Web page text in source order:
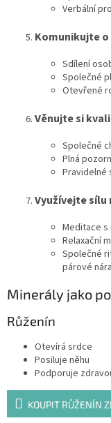
Verbální
Komunikujte
Sdílení
Společné
Otevřené
Věnujte si
Společné
Plná
Pravidelné
Využívejte sílu
Meditace s
Relaxační
Společné
párové
Minerály jako
Růženín
Otevírá srdce
Posiluje něhu
Podporuje
KOUPIT RŮŽENÍN